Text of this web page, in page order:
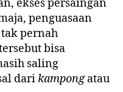
ekses persaingan
penguasaan
pernah
bisa
saling
darikampongatau